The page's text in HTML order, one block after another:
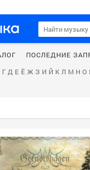
ПОСЛЕДНИЕ
Г Д Е Ё Ж З И Й К Л М Н О